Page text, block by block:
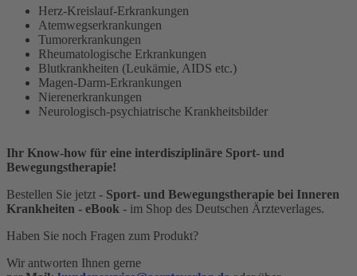
Herz-Kreislauf-Erkrankungen
Atemwegserkrankungen
Tumorerkrankungen
Rheumatologische Erkrankungen
Blutkrankheiten (Leukämie, AIDS etc.)
Magen-Darm-Erkrankungen
Nierenerkrankungen
Neurologisch-­psychiatrische Krankheitsbilder
Ihr Know-how für eine interdisziplinäre Sport- und
Bewegungstherapie!
Bestellen Sie jetzt - Sport- und Bewegungstherapie bei Inneren
Krankheiten - eBook - im Shop des Deutschen Ärzteverlages.
Haben Sie noch Fragen zum Produkt?
Wir antworten Ihnen gerne